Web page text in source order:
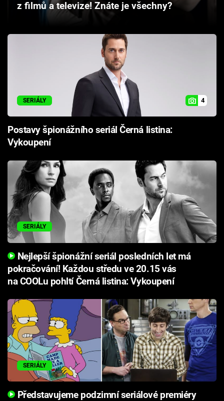
z filmů a televize! Znáte je všechny?
SERIÁLY 4
Postavy špionážního seriál Černá listina:
Vykoupení
SERIÁLY
Nejlepší špionážní seriál posledních let má
pokračování! Každou středu ve 20.15 vás
na COOLu pohltí Černá listina: Vykoupení
SERIÁLY
Představujeme podzimní seriálové premiéry